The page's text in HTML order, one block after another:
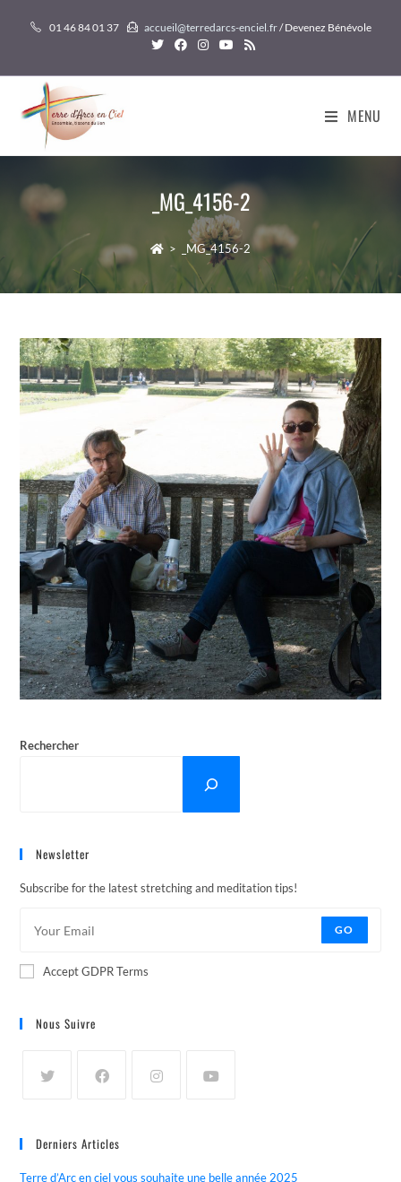
01 46 84 01 37 accueil@terredarcs-enciel.fr/ Devenez Bénévole
MENU
_MG_4156-2
> _MG_4156-2
Rechercher
Newsletter
Subscribe for the latest stretching and meditation tips!
GO
Accept GDPR Terms
Nous Suivre
Derniers Articles
Terre d’Arc en ciel vous souhaite une belle année 2025